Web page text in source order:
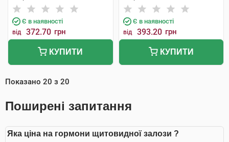
Є в наявності
від 372.70 грн
КУПИТИ
Є в наявності
від 393.20 грн
КУПИТИ
Показано 20 з 20
Поширені запитання
Яка ціна на гормони щитовидної залози ?